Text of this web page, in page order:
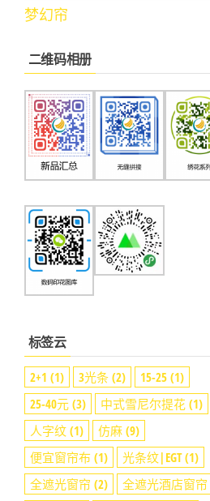
梦幻帘
二维码相册
标签云
2+1 (1) 3光条(2) 15-25(1)
25-40元(3) 中式雪尼尔提花 (1)
人字纹(1) 仿麻(9)
便宜窗帘布(1) 光条纹|EGT(1)
全遮光窗帘 (2) 全遮光酒店窗帘